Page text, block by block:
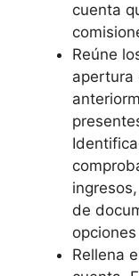
cuenta
Reúne
apertura
de
Rellena